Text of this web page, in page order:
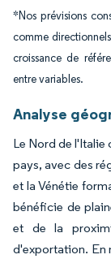
*Nos prévisions
comme
croissance de
entre variables.
Analyse
Le Nord de
pays, avec des
et la Vénétie
bénéficie de
et de la
d'exportation. En